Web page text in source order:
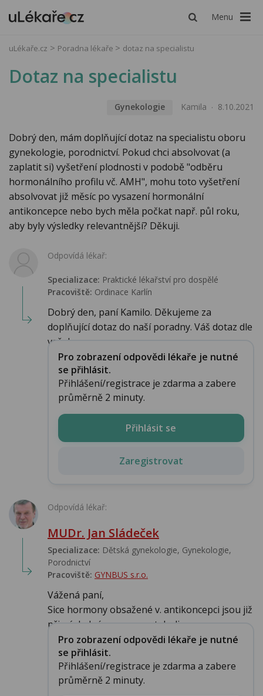
Menu
uLékaře.cz Poradna lékaře dotaz na specialistu
Dotaz na specialistu
Gynekologie Kamila 8.10.2021
Dobrý den, mám doplňující dotaz na specialistu oboru
gynekologie, porodnictví. Pokud chci absolvovat (a
zaplatit si) vyšetření plodnosti v podobě "odběru
hormonálního profilu vč. AMH", mohu toto vyšetření
absolvovat již měsíc po vysazení hormonální
antikoncepce nebo bych měla počkat např. půl roku,
aby byly výsledky relevantnější? Děkuji.
Odpovídá lékař:
Specializace: Praktické lékařství pro dospělé
Pracoviště: Ordinace Karlín
Dobrý den, paní Kamilo. Děkujeme za
doplňující dotaz do naší poradny. Váš dotaz dle
vašeh...
Pro zobrazení odpovědi lékaře je nutné
se přihlásit.
Přihlášení/registrace je zdarma a zabere
průměrně 2 minuty.
Přihlásit se
Zaregistrovat
Odpovídá lékař:
MUDr. Jan Sládeček
Specializace: Dětská gynekologie, Gynekologie,
Porodnictví
Pracoviště: GYNBUS s.r.o.
Vážená paní,
Sice hormony obsažené v. antikoncepci jsou již
při následné menses metaboliz...
Pro zobrazení odpovědi lékaře je nutné
se přihlásit.
Přihlášení/registrace je zdarma a zabere
průměrně 2 minuty.